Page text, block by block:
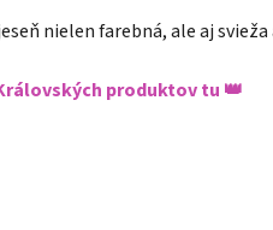
nielen farebná, ale aj svieža
produktov tu 👑